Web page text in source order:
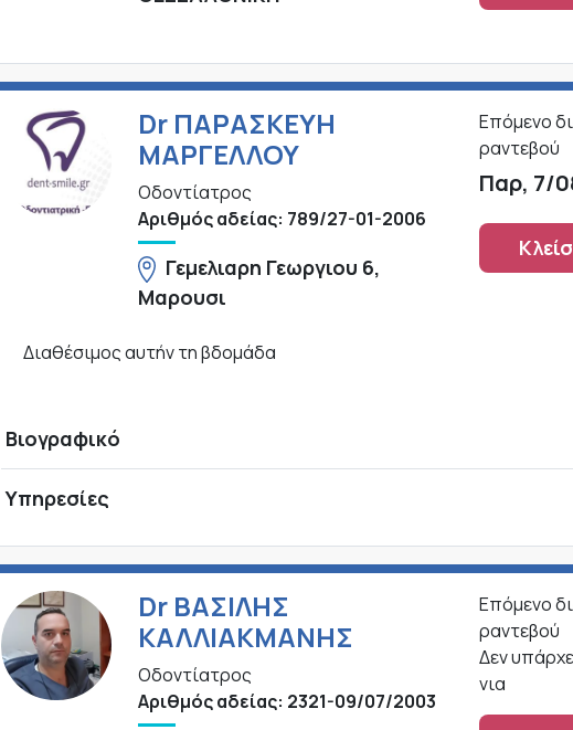
Dr ΠΑΡΑΣΚΕΥΗ
ΜΑΡΓΕΛΛΟΥ
Οδοντίατρος
Αριθμός αδείας: 789/27-01-2006
Γεμελιαρη Γεωργιου 6,
Μαρουσι
Επόμενο
ραντεβού
Παρ, 7/
Διαθέσιμος αυτήν τη βδομάδα
Βιογραφικό
Υπηρεσίες
Dr ΒΑΣΙΛΗΣ
ΚΑΛΛΙΑΚΜΑΝΗΣ
Οδοντίατρος
Αριθμός αδείας: 2321-09/07/2003
Επόμενο
ραντεβού
Δεν
νια